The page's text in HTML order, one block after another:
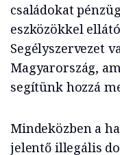
családokat
eszközökkel
Segélyszervezet
Magyarország,
segítünk hozzá
Mindeközben a
jelentő illegális